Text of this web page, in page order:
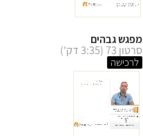
מפגש גבהים
סרטון 73 (3:35 דק')
לרכישה